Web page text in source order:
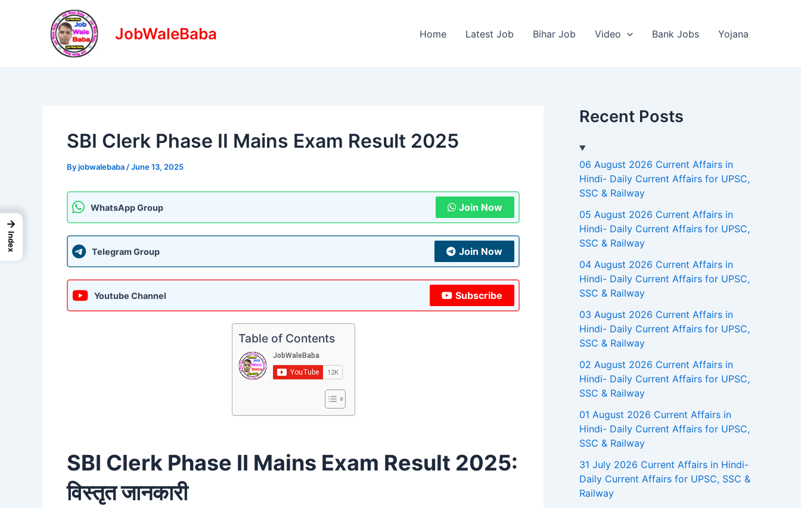
JobWaleBaba Home Latest Job Bihar Job Video Bank Jobs Yojana
SBI Clerk Phase II Mains Exam Result 2025
Byjobwalebaba /June 13, 2025
WhatsApp Group Join Now
Telegram Group Join Now
Youtube Channel Subscribe
Table of Contents
SBI Clerk Phase II Mains Exam Result 2025:
विस्तृत जानकारी
navigation
Recent Posts
06 August 2026 Current Affairs in
Hindi- Daily Current Affairs for UPSC,
SSC & Railway
05 August 2026 Current Affairs in
Hindi- Daily Current Affairs for UPSC,
SSC & Railway
04 August 2026 Current Affairs in
Hindi- Daily Current Affairs for UPSC,
SSC & Railway
03 August 2026 Current Affairs in
Hindi- Daily Current Affairs for UPSC,
SSC & Railway
02 August 2026 Current Affairs in
Hindi- Daily Current Affairs for UPSC,
SSC & Railway
01 August 2026 Current Affairs in
Hindi- Daily Current Affairs for UPSC,
SSC & Railway
31 July 2026 Current Affairs in Hindi-
Daily Current Affairs for UPSC, SSC &
Railway
→
Index